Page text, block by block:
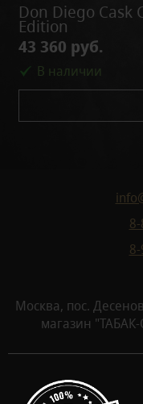
Don Diego Cask
Edition
43 360 руб.
В наличии
Москва, пос.
магазин